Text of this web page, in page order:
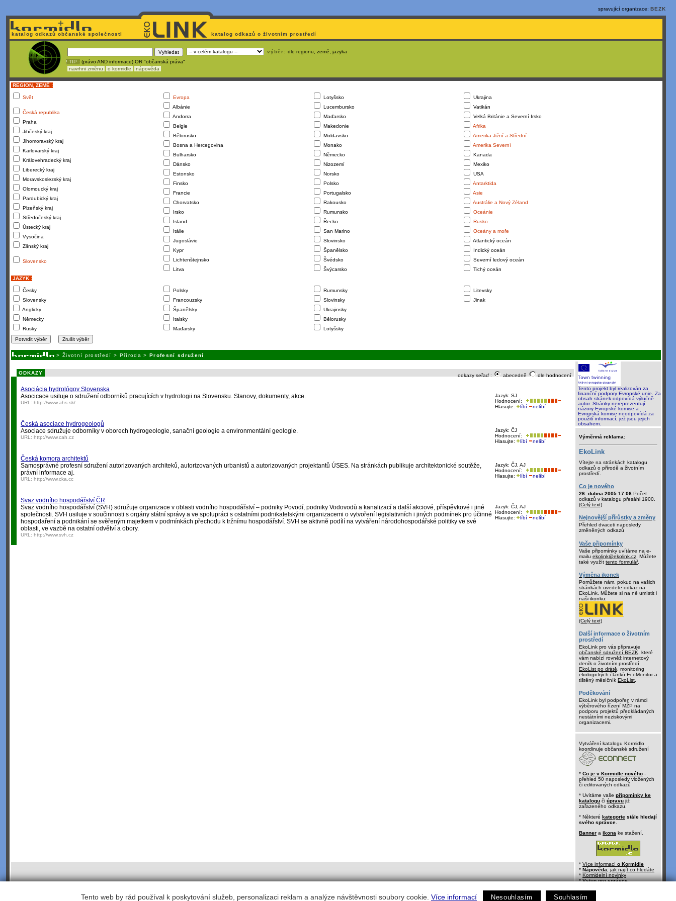
Tento web by rád používal k poskytování služeb, personalizaci reklam a analýze návštěvnosti soubory cookie. Více informací Nesouhlasím Souhlasím
spravující organizace: BEZK
katalog odkazů občanské společnosti katalog odkazů o životním prostředí
výběr: dle regionu, země, jazyka
! TIP : (právo AND informace) OR "občanská práva"
navrhni změnu
o kormidle nápověda
REGION, ZEMĚ :
Svět
Česká republika
Praha
Jihčeský kraj
Jihomoravský kraj
Karlovarský kraj
Královehradecký kraj
Liberecký kraj
Moravskoslezský kraj
Olomoucký kraj
Pardubický kraj
Plzeňský kraj
Středočeský kraj
Ústecký kraj
Vysočina
Zlínský kraj
Slovensko
Evropa
Albánie
Andorra
Belgie
Bělorusko
Bosna a Hercegovina
Bulharsko
Dánsko
Estonsko
Finsko
Francie
Chorvatsko
Irsko
Island
Itálie
Jugoslávie
Kypr
Lichtenštejnsko
Litva
Lotyšsko
Lucembursko
Maďarsko
Makedonie
Moldavsko
Monako
Německo
Nizozemí
Norsko
Polsko
Portugalsko
Rakousko
Rumunsko
Řecko
San Marino
Slovinsko
Španělsko
Švédsko
Švýcarsko
Ukrajina
Vatikán
Velká Británie a Severní Irsko
Afrika
Amerika Jižní a Střední
Amerika Severní
Kanada
Mexiko
USA
Antarktida
Asie
Austrálie a Nový Zéland
Oceánie
Rusko
Oceány a moře
Atlantický oceán
Indický oceán
Severní ledový oceán
Tichý oceán
JAZYK :
Česky
Slovensky
Anglicky
Německy
Rusky
Polsky
Francouzsky
Španělsky
Italsky
Maďarsky
Rumunsky
Slovinsky
Ukrajinsky
Bělorusky
Lotyšsky
Litevsky
Jinak
> Životní prostředí > Příroda >Profesní sdružení
odkazy seřaď : abecedně dle hodnocení
ODKAZY
Asociácia hydrológov Slovenska
Jazyk: SJ
Hodnocení:
Hlasujte:
líbí nelíbí
Asocicace usiluje o sdružení odborníků pracujících v hydrologii na Slovensku. Stanovy, dokumenty, akce.
URL: http://www.ahs.sk/
Česká asociace hydrogeologů
Jazyk: ČJ
Hodnocení:
Hlasujte:
líbí nelíbí
Asociace sdružuje odborníky v oborech hydrogeologie, sanační geologie a environmentální geologie.
URL: http://www.cah.cz
Česká komora architektů
Jazyk: ČJ, AJ
Hodnocení:
Hlasujte:
líbí nelíbí
Samosprávné profesní sdružení autorizovaných architeků, autorizovaných urbanistů a autorizovaných projektantů ÚSES. Na stránkách publikuje architektonické soutěže,
právní informace aj.
URL: http://www.cka.cc
Svaz vodního hospodářství ČR
Jazyk: ČJ, AJ
Hodnocení:
Hlasujte:
líbí nelíbí
Svaz vodního hospodářství (SVH) sdružuje organizace v oblasti vodního hospodářství – podniky Povodí, podniky Vodovodů a kanalizací a další akciové, příspěvkové i jiné
společnosti. SVH usiluje v součinnosti s orgány státní správy a ve spolupráci s ostatními podnikatelskými organizacemi o vytvoření legislativních i jiných podmínek pro účinné
hospodaření a podnikání se svěřeným majetkem v podmínkách přechodu k tržnímu hospodářství. SVH se aktivně podílí na vytváření národohospodářské politiky ve své
oblasti, ve vazbě na ostatní odvětví a obory.
URL: http://www.svh.cz
Tento projekt byl realizován za
finanční podpory Evropské unie. Za
obsah stránek odpovídá výlučně
autor. Stránky nereprezentují
názory Evropské komise a
Evropská komise neodpovídá za
použití informací, jež jsou jejich
obsahem.
Výměnná reklama:
EkoLink
Vítejte na stránkách katalogu
odkazů o přírodě a životním
prostředí.
Co je nového
26. dubna 2005 17:06 Počet
odkazů v katalogu přesáhl 1900.
(Celý text)
Nejnovější přírůstky a změny
Přehled dvaceti naposledy
změněných odkazů
Vaše připomínky
Vaše připomínky uvítáme na e-
mailu ekolink@ekolink.cz . Můžete
také využít tento formulář.
Výměna ikonek
Pomůžete nám, pokud na vašich
stránkách uvedete odkaz na
EkoLink. Můžete si na ně umístit i
naši ikonku:
(Celý text)
Další informace o životním
prostředí
EkoLink pro vás připravuje
občanské sdružení BEZK , které
vám nabízí rovněž internetový
deník o životním prostředí
EkoList po drátě , monitoring
ekologických článků EcoMonitora
tištěný měsíčník EkoList
Poděkování
EkoLink byl podpořen v rámci
výběrového řízení MŽP na
podporu projektů předkládaných
nestátními neziskovými
organizacemi.
Vytváření katalogu Kormidlo
koordinuje občanské sdružení
* Co je v Kormidle nového -
přehled 50 naposledy vložených
či editovaných odkazů
* Uvítáme vaše připomínky ke
katalogu či úpravu již
zařazeného odkazu.
* Některé kategorie stále hledají
svého správce
Banner a ikona ke stažení.
* Více informací o Kormidle
* Nápověda , jak najít co hledáte
* Kormidelní novinky
*Vstup pro správce
redakční a publikační systém Toolkit , koordinace -